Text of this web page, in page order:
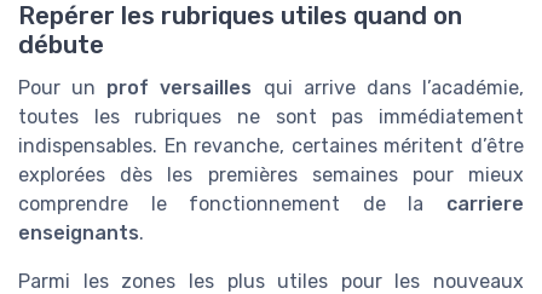
Repérer les rubriques utiles quand on
débute
Pour un prof versailles qui arrive dans l’académie,
toutes les rubriques ne sont pas immédiatement
indispensables. En revanche, certaines méritent d’être
explorées dès les premières semaines pour mieux
comprendre le fonctionnement de la carriere
enseignants.
Parmi les zones les plus utiles pour les nouveaux